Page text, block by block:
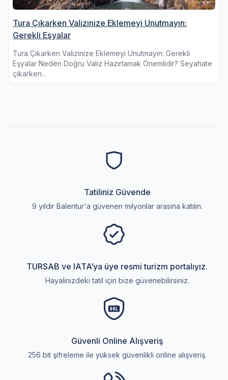
Tura Çıkarken Valizinize Eklemeyi Unutmayın:
Gerekli Eşyalar
Tura Çıkarken Valizinize Eklemeyi Unutmayın: Gerekli
Eşyalar Neden Doğru Valiz Hazırlamak Önemlidir? Seyahate
çıkarken...
Tatiliniz Güvende
9 yıldır Balentur'a güvenen milyonlar arasına katılın.
TURSAB ve IATA’ya üye resmi turizm portalıyız.
Hayalinizdeki tatil için bize güvenebilirsiniz.
Güvenli Online Alışveriş
256 bit şifreleme ile yüksek güvenlikli online alışveriş.